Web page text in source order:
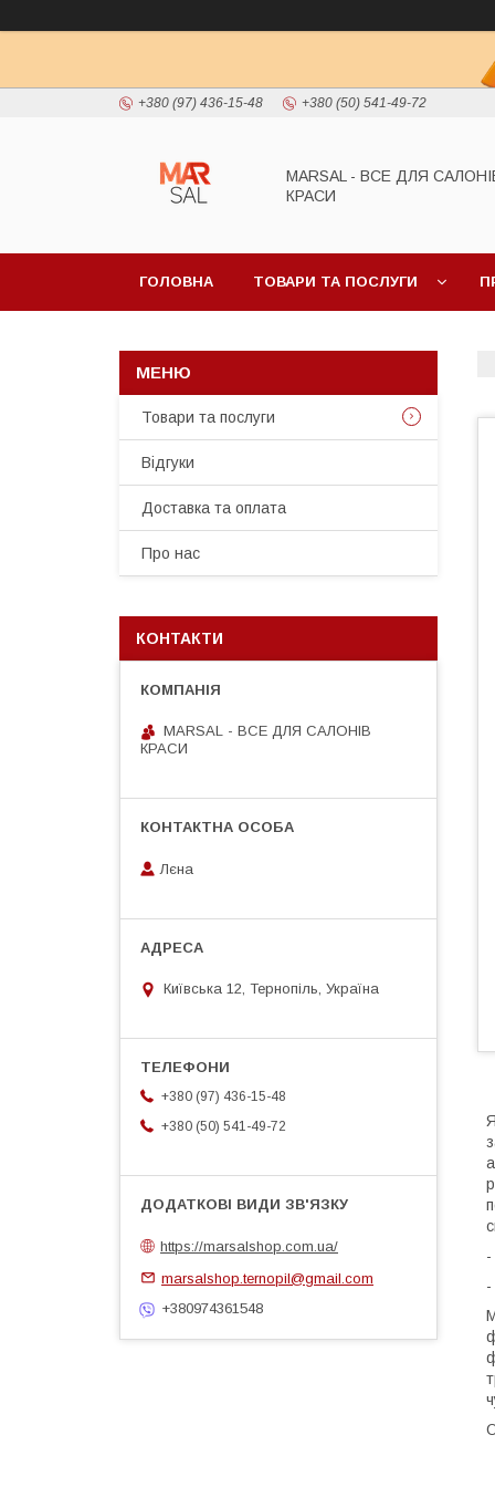
+380 (97) 436-15-48 +380 (50) 541-49-72
MARSAL - ВСЕ ДЛЯ
КРАСИ
ГОЛОВНА ТОВАРИ ТА ПОСЛУГИ
-
-
Товари та послуги
Відгуки
Доставка та оплата
Про нас
КОНТАКТИ
MARSAL - ВСЕ ДЛЯ САЛОНІВ
КРАСИ
Лєна
Київська 12, Тернопіль, Україна
+380 (97) 436-15-48
+380 (50) 541-49-72
https://marsalshop.com.ua/
marsalshop.ternopil@gmail.com
+380974361548